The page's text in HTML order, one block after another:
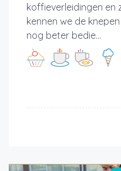
koffieverleidingen en
kennen we de
nog beter bedie...